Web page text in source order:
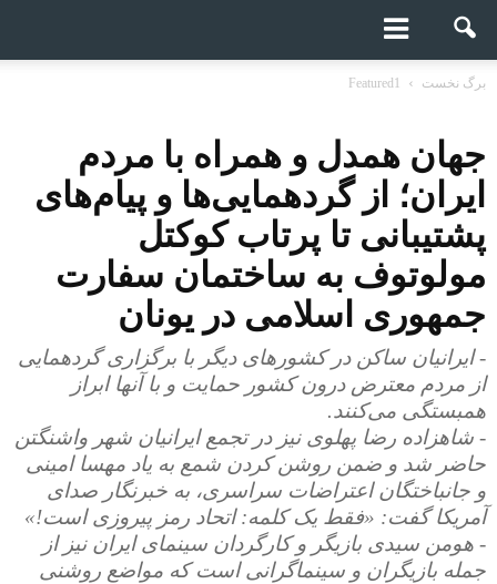
برگ نخست Featured1
جهان همدل و همراه با مردم
ایران؛ از گردهمایی‌ها و پیام‌های
پشتیبانی تا پرتاب کوکتل
مولوتوف به ساختمان سفارت
جمهوری اسلامی در یونان
- ایرانیان ساکن در کشورهای دیگر با برگزاری گردهمایی
از مردم معترض درون کشور حمایت و با آنها ابراز
همبستگی می‌کنند.
- شاهزاده رضا پهلوی نیز در تجمع ایرانیان شهر واشنگتن
حاضر شد و ضمن روشن کردن شمع به یاد مهسا امینی
و جانباختگان اعتراضات سراسری، به خبرنگار صدای
آمریکا گفت: «فقط یک کلمه: اتحاد رمز پیروزی است!»
- هومن سیدی بازیگر و کارگردان سینمای ایران نیز از
جمله بازیگران و سینماگرانی است که مواضع روشنی